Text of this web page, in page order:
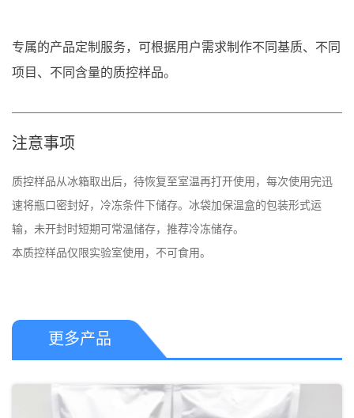
专属的产品定制服务，可根据用户需求制作不同基质、不同
项目、不同含量的质控样品。
注意事项
质控样品从冰箱取出后，待恢复至室温再打开使用，每次使用完迅
速将瓶口密封好，冷冻条件下储存。冰袋加保温盒的包装形式运
输，未开封时短期可常温储存，推荐冷冻储存。
本质控样品仅限实验室使用，不可食用。
更多产品